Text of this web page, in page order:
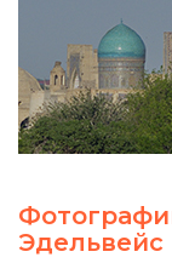
Эдельвейс